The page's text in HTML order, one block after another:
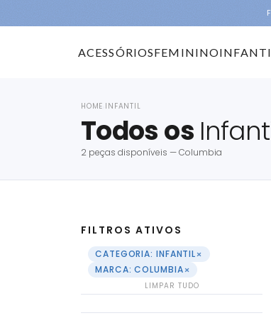
ACESSÓRIOSFEMININO
HOME INFANTIL
Todos os
2 peças disponíveis — Columbia
FILTROS ATIVOS
CATEGORIA: INFANTIL×
MARCA: COLUMBIA×
LIMPAR TUDO